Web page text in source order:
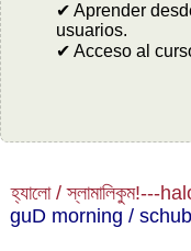
✔ Aprender
usuarios.
✔ Acceso al
হ্যালো / স্লামালিকুম!---
guD morning /